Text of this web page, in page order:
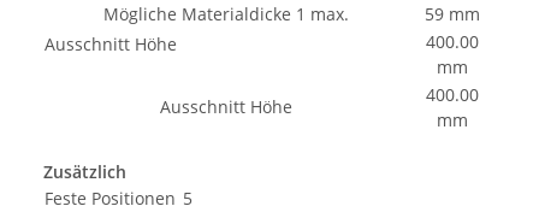
Mögliche Materialdicke 1 max.
59 mm
Ausschnitt Höhe
400.00
mm
Ausschnitt Höhe
400.00
mm
Zusätzlich
Feste Positionen 5